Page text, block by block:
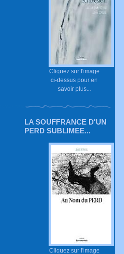
Cliquez sur l'image
ci-dessus pour en
savoir plus...
LA SOUFFRANCE D'UN
PERD SUBLIMEE...
Cliquez sur l'image